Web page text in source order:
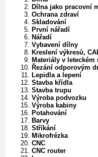
Dílna jako pracovní
Ochrana zdraví
Skladování
První nářadí
Nářadí
Vybavení dílny
Kreslení výkresů,
Materiály v leteckém
Řezání odporovým
Lepidla a lepení
Stavba křídla
Stavba trupu
Výroba podvozku
Výroba kabiny
Potahování
Barvy
Stříkání
Mikrofrézka
CNC
CNC router